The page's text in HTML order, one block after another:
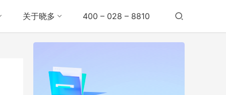
关于晓多 400 – 028 – 8810